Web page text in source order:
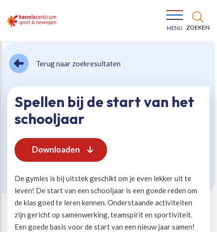
ZOEKEN
MENU
Terug naar zoekresultaten
Spellen bij de start van het
schooljaar
Downloaden
De gymles is bij uitstek geschikt om je even lekker uit te
leven! De start van een schooljaar is een goede reden om
de klas goed te leren kennen. Onderstaande activiteiten
zijn gericht op samenwerking, teamspirit en sportiviteit.
Een goede basis voor de start van een nieuw jaar samen!
Bewegen voor een gezonde leefstijl
Jeugd in beweging
Vitaal ouder worden
Maatschappelijke waarde
Onze missie
Onze werkwijze
Organisatie